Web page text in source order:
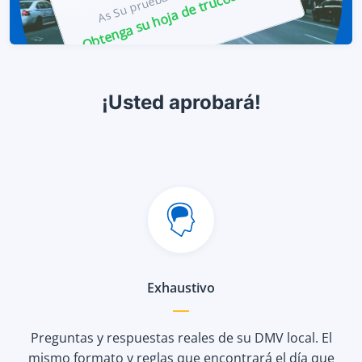
¡Usted aprobará!
Exhaustivo
Preguntas y respuestas reales de su DMV local. El
mismo formato y reglas que encontrará el día que